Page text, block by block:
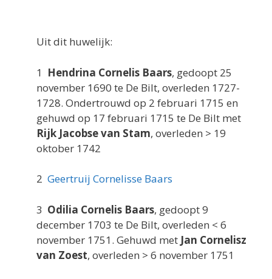
Uit dit huwelijk:
1 Hendrina Cornelis Baars, gedoopt 25
november 1690 te De Bilt, overleden 1727-
1728. Ondertrouwd op 2 februari 1715 en
gehuwd op 17 februari 1715 te De Bilt met
Rijk Jacobse van Stam, overleden > 19
oktober 1742
2 Geertruij Cornelisse Baars
3 Odilia Cornelis Baars, gedoopt 9
december 1703 te De Bilt, overleden < 6
november 1751. Gehuwd met Jan Cornelisz
van Zoest, overleden > 6 november 1751